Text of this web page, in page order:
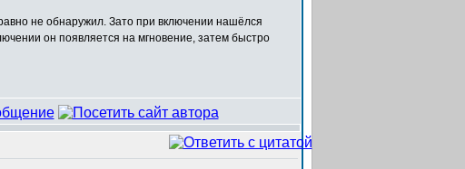
не обнаружил. Зато при включении нашёлся
он появляется на мгновение, затем быстро